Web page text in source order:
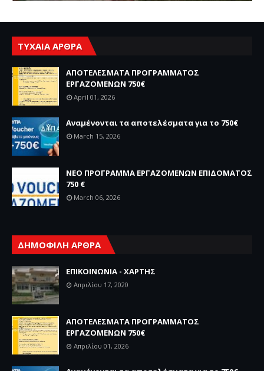
ΤΥΧΑΙΑ ΑΡΘΡΑ
ΑΠΟΤΕΛΕΣΜΑΤΑ ΠΡΟΓΡΑΜΜΑΤΟΣ
ΕΡΓΑΖΟΜΕΝΩΝ 750€
April 01, 2026
Αναμένονται τα αποτελέσματα για το 750€
March 15, 2026
ΝΕΟ ΠΡΟΓΡΑΜΜΑ ΕΡΓΑΖΟΜΕΝΩΝ ΕΠΙΔΟΜΑΤΟΣ
750 €
March 06, 2026
ΔΗΜΟΦΙΛΗ ΑΡΘΡΑ
ΕΠΙΚΟΙΝΩΝΙΑ - ΧΑΡΤΗΣ
Απριλίου 17, 2020
ΑΠΟΤΕΛΕΣΜΑΤΑ ΠΡΟΓΡΑΜΜΑΤΟΣ
ΕΡΓΑΖΟΜΕΝΩΝ 750€
Απριλίου 01, 2026